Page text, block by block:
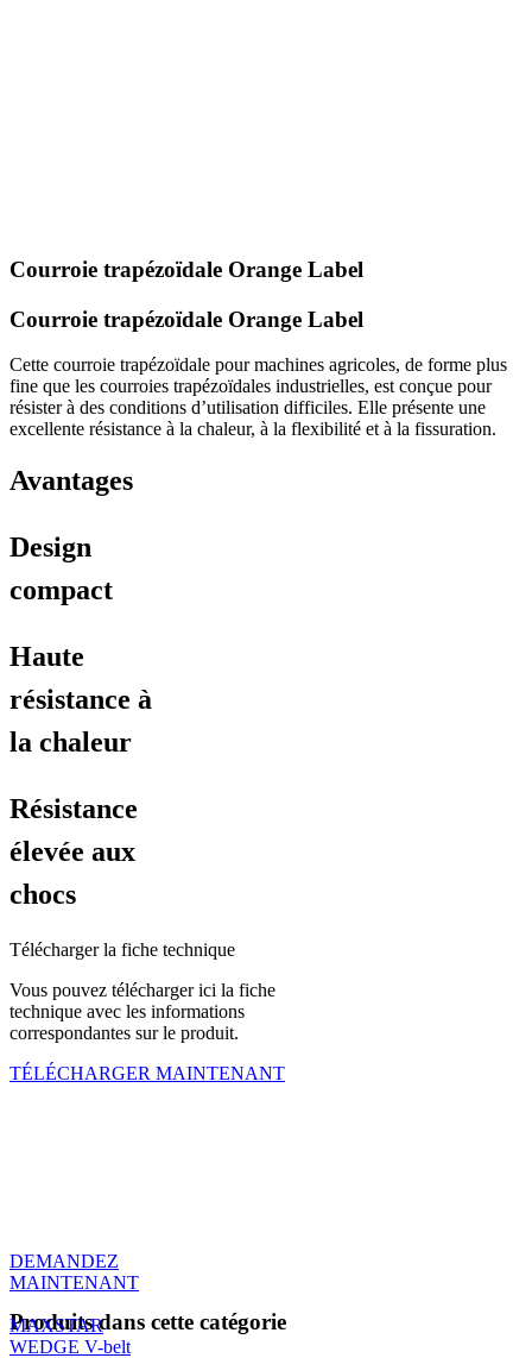
Courroie trapézoïdale Orange Label
Courroie trapézoïdale Orange Label
Cette courroie trapézoïdale pour machines agricoles, de forme plus
fine que les courroies trapézoïdales industrielles, est conçue pour
résister à des conditions d’utilisation difficiles. Elle présente une
excellente résistance à la chaleur, à la flexibilité et à la fissuration.
Avantages
Design
compact
Haute
résistance à
la chaleur
Résistance
élevée aux
chocs
Télécharger la fiche technique
Vous pouvez télécharger ici la fiche
technique avec les informations
correspondantes sur le produit.
TÉLÉCHARGER MAINTENANT
DEMANDEZ
MAINTENANT
Produits dans cette catégorie
MAXSTAR
WEDGE V-belt